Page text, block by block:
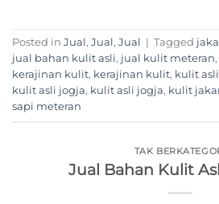
Posted in Jual , Jual , Jual | Tagged
jual bahan kulit asli, jual kulit meteran,
kerajinan kulit, kerajinan kulit, kulit
kulit asli jogja, kulit asli jogja, kulit
sapi meteran
TAK
Jual Bahan Kulit